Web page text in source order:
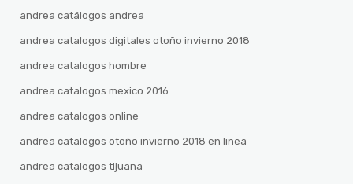
andrea catálogos andrea
andrea catalogos digitales otoño invierno 2018
andrea catalogos hombre
andrea catalogos mexico 2016
andrea catalogos online
andrea catalogos otoño invierno 2018 en linea
andrea catalogos tijuana